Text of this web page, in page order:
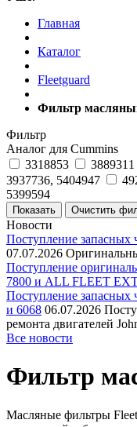
Главная
Каталог
Fleetguard
Фильтр
Фильтр
Аналог для Cummins
3318853
3889311
3937736, 5404947
5399594
Новости
Поступление запасных
07.07.2026
Поступление
7800 и ALL FLEET
Поступление запасных
и 6068 06.07.2026
ремонта двигателей
Все новости
Фильтр
Масляные фильтры